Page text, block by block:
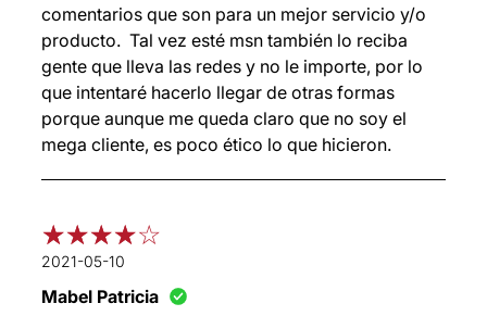
comentarios que son para un mejor servicio y/o
producto. Tal vez esté msn también lo reciba
gente que lleva las redes y no le importe, por lo
que intentaré hacerlo llegar de otras formas
porque aunque me queda claro que no soy el
mega cliente, es poco ético lo que hicieron.
2021-05-10
Mabel Patricia